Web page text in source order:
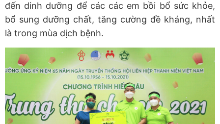
đến dinh dưỡng để các các em bồi bổ sức khỏe,
bổ sung dưỡng chất, tăng cường đề kháng, nhất
là trong mùa dịch bệnh.